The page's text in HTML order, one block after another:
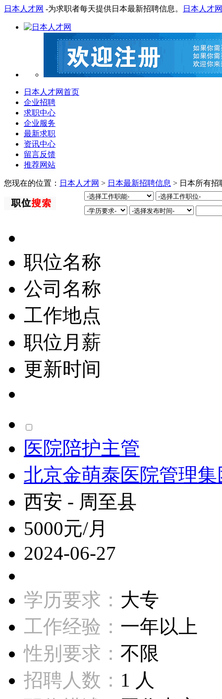
日本人才网 -为求职者每天提供日本最新招聘信息。 日本人才网
日本人才网首页
企业招聘
求职中心
企业服务
最新求职
资讯中心
留言反馈
推荐网站
您现在的位置： 日本人才网 > 日本最新招聘信息 > 日本所有招
职位名称
公司名称
工作地点
职位月薪
更新时间
医院陪护主管
北京金萌泰医院管理
西安 - 周至县
5000元/月
2024-06-27
学历要求： 大专
工作经验： 一年以上
性别要求： 不限
招聘人数： 1 人